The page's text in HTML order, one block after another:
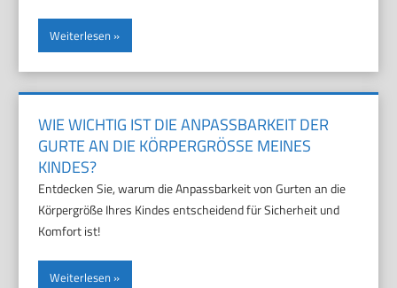
Weiterlesen
WIE WICHTIG IST DIE ANPASSBARKEIT DER
GURTE AN DIE KÖRPERGRÖSSE MEINES K
INDES?
Entdecken Sie, warum die Anpassbarkeit von Gurten an die
Körpergröße Ihres Kindes entscheidend für Sicherheit und
Komfort ist!
Weiterlesen